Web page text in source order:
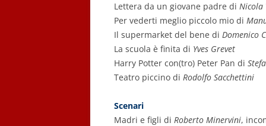
Lettera da un giovane padre di Nicola
Per vederti meglio piccolo mio di
Il supermarket del bene di Domenico
La scuola è finita di Yves Grevet
Harry Potter con(tro) Peter Pan di
Teatro piccino di Rodolfo Sacchettini
Scenari
Madri e figli di Roberto Minervini,